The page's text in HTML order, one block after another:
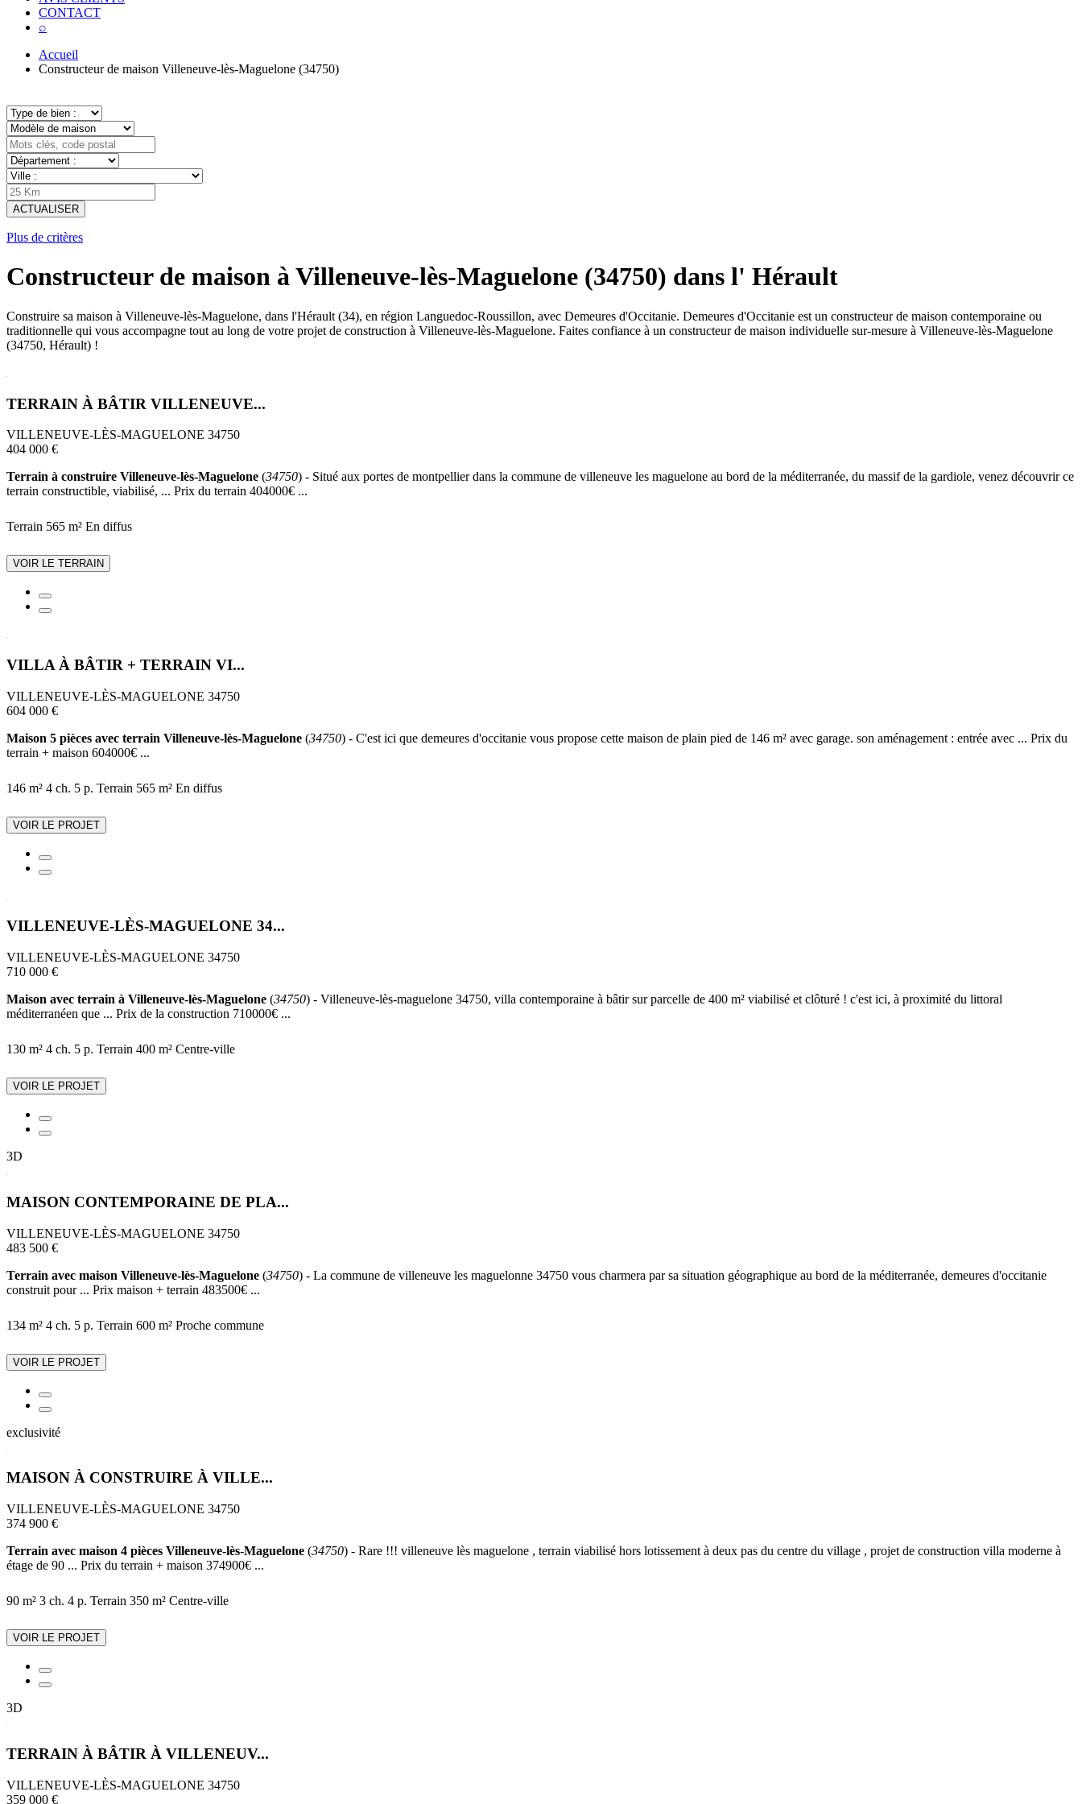
CONTACT
⌕
Accueil
Constructeur de maison Villeneuve-lès-Maguelone (34750)
ACTUALISER
Plus de critères
Constructeur de maison à Villeneuve-lès-Maguelone (34750) dans l' Hérault
Construire sa maison à Villeneuve-lès-Maguelone, dans l'Hérault (34), en région Languedoc-Roussillon, avec Demeures d'Occitanie. Demeures d'Occitanie est un constructeur de maison contemporaine ou
traditionnelle qui vous accompagne tout au long de votre projet de construction à Villeneuve-lès-Maguelone. Faites confiance à un constructeur de maison individuelle sur-mesure à Villeneuve-lès-Maguelone
(34750, Hérault) !
TERRAIN À BÂTIR VILLENEUVE...
VILLENEUVE-LÈS-MAGUELONE 34750
404 000 €
Terrain à construire Villeneuve-lès-Maguelone (34750) - Situé aux portes de montpellier dans la commune de villeneuve les maguelone au bord de la méditerranée, du massif de la gardiole, venez découvrir ce
terrain constructible, viabilisé, ... Prix du terrain 404000€ ...
Terrain 565 m² En diffus
VOIR LE TERRAIN
VILLA À BÂTIR + TERRAIN VI...
VILLENEUVE-LÈS-MAGUELONE 34750
604 000 €
Maison 5 pièces avec terrain Villeneuve-lès-Maguelone (34750) - C'est ici que demeures d'occitanie vous propose cette maison de plain pied de 146 m² avec garage. son aménagement : entrée avec ... Prix du
terrain + maison 604000€ ...
146 m² 4 ch. 5 p. Terrain 565 m² En diffus
VOIR LE PROJET
VILLENEUVE-LÈS-MAGUELONE 34...
VILLENEUVE-LÈS-MAGUELONE 34750
710 000 €
Maison avec terrain à Villeneuve-lès-Maguelone (34750) - Villeneuve-lès-maguelone 34750, villa contemporaine à bâtir sur parcelle de 400 m² viabilisé et clôturé ! c'est ici, à proximité du littoral
méditerranéen que ... Prix de la construction 710000€ ...
130 m² 4 ch. 5 p. Terrain 400 m² Centre-ville
VOIR LE PROJET
3D
MAISON CONTEMPORAINE DE PLA...
VILLENEUVE-LÈS-MAGUELONE 34750
483 500 €
Terrain avec maison Villeneuve-lès-Maguelone (34750) - La commune de villeneuve les maguelonne 34750 vous charmera par sa situation géographique au bord de la méditerranée, demeures d'occitanie
construit pour ... Prix maison + terrain 483500€ ...
134 m² 4 ch. 5 p. Terrain 600 m² Proche commune
VOIR LE PROJET
exclusivité
MAISON À CONSTRUIRE À VILLE...
VILLENEUVE-LÈS-MAGUELONE 34750
374 900 €
Terrain avec maison 4 pièces Villeneuve-lès-Maguelone (34750) - Rare !!! villeneuve lès maguelone , terrain viabilisé hors lotissement à deux pas du centre du village , projet de construction villa moderne à
étage de 90 ... Prix du terrain + maison 374900€ ...
90 m² 3 ch. 4 p. Terrain 350 m² Centre-ville
VOIR LE PROJET
3D
TERRAIN À BÂTIR À VILLENEUV...
VILLENEUVE-LÈS-MAGUELONE 34750
359 000 €